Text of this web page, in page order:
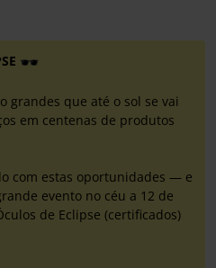
grandes que até o sol se vai
em centenas de produtos
com estas oportunidades — e
evento no céu a 12 de
de Eclipse (certificados)